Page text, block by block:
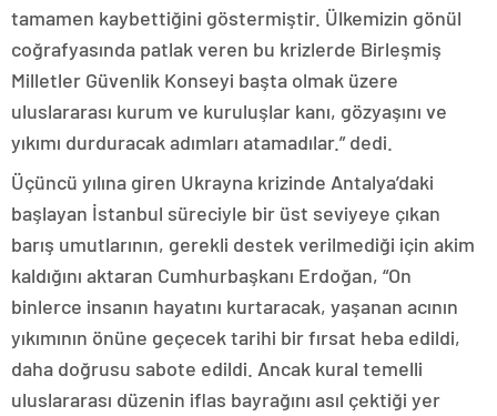
tamamen kaybettiğini göstermiştir. Ülkemizin gönül
coğrafyasında patlak veren bu krizlerde Birleşmiş
Milletler Güvenlik Konseyi başta olmak üzere
uluslararası kurum ve kuruluşlar kanı, gözyaşını ve
yıkımı durduracak adımları atamadılar.” dedi.
Üçüncü yılına giren Ukrayna krizinde Antalya’daki
başlayan İstanbul süreciyle bir üst seviyeye çıkan
barış umutlarının, gerekli destek verilmediği için akim
kaldığını aktaran Cumhurbaşkanı Erdoğan, “On
binlerce insanın hayatını kurtaracak, yaşanan acının
yıkımının önüne geçecek tarihi bir fırsat heba edildi,
daha doğrusu sabote edildi. Ancak kural temelli
uluslararası düzenin iflas bayrağını asıl çektiği yer